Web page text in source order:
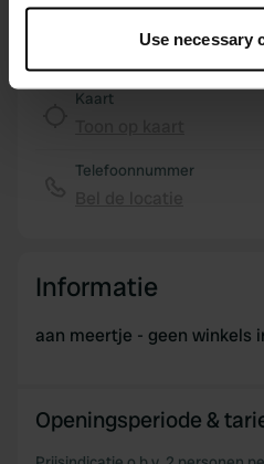
Collect information about
which can be accurate to
Identify your device by
We also share information
may combine it with other
Use necessary
Upgrade naarPRO+
voor alle contactgegevens
Kaart
Telefoonnummer
Informatie
aan meertje - geen winkels
Openingsperiode &